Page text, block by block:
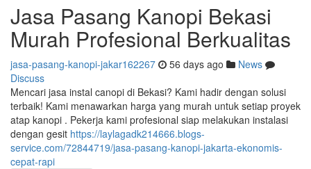
Jasa Pasang Kanopi Bekasi
Murah Profesional Berkualitas
jasa-pasang-kanopi-jakar162267 56 days ago
News
Discuss
Mencari jasa instal canopi di Bekasi? Kami hadir dengan solusi
terbaik! Kami menawarkan harga yang murah untuk setiap proyek
atap kanopi . Pekerja kami profesional siap melakukan instalasi
dengan gesit https://laylagadk214666.blogs-
service.com/72844719/jasa-pasang-kanopi-jakarta-ekonomis-
cepat-rapi